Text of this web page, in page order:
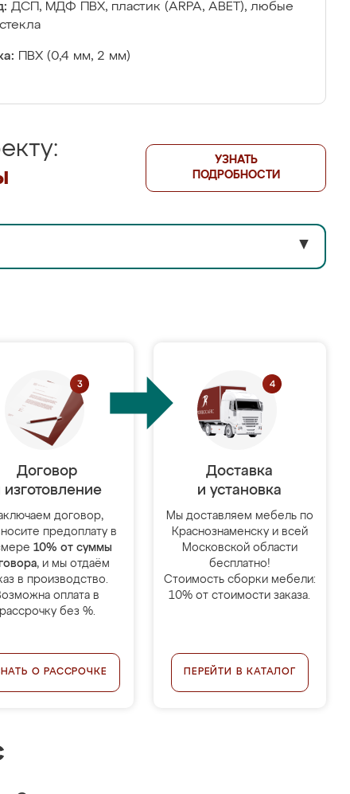
ДСП, МДФ ПВХ, пластик (ARPA, ABET), любые
ПВХ (0,4 мм, 2 мм)
УЗНАТЬ
ПОДРОБНОСТИ
▼
Договор
изготовление
договор,
предоплату в
10% от суммы
, и мы отдаём
в производство.
оплата в
рассрочку без %.
О РАССРОЧКЕ
Доставка
и установка
Мы доставляем мебель по
Краснознаменску и всей
Московской области
бесплатно!
Стоимость сборки мебели:
10% от стоимости заказа.
ПЕРЕЙТИ В КАТАЛОГ